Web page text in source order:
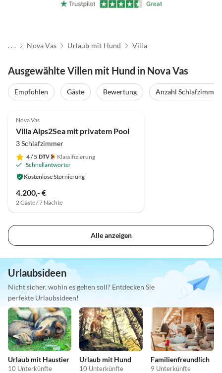
. . . Nova Vas Urlaub mit Hund Villa
Ausgewählte Villen mit Hund in Nova Vas
Empfohlen Gäste Bewertung Anzahl Schlafzimmer
Nova Vas
Villa Alps2Sea mit privatem Pool
3 Schlafzimmer
4/ 5
Klassifizierung
Schnellantworter
Kostenlose Stornierung
4.200,- €
2 Gäste / 7 Nächte
Alle anzeigen
Urlaubsideen
Nicht sicher, wohin es gehen soll? Entdecken Sie
perfekte Urlaubsideen!
Urlaub mit Haustier
10 Unterkünfte
Urlaub mit Hund
10 Unterkünfte
Familienfreundlich
9 Unterkünfte